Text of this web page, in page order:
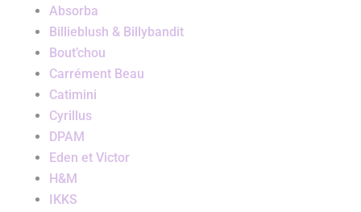
Absorba
Billieblush & Billybandit
Bout’chou
Carrément Beau
Catimini
Cyrillus
DPAM
Eden et Victor
H&M
IKKS